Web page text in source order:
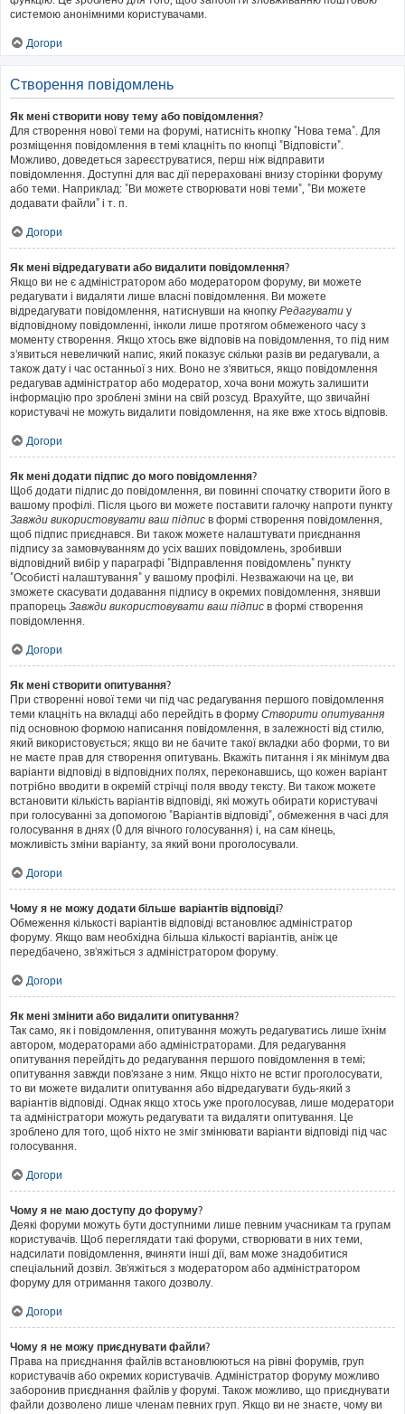
системою анонімними користувачами.
Догори
Створення повідомлень
Як мені створити нову тему або повідомлення?
Для створення нової теми на форумі, натисніть кнопку "Нова тема". Для
розміщення повідомлення в темі клацніть по кнопці "Відповісти".
Можливо, доведеться зареєструватися, перш ніж відправити
повідомлення. Доступні для вас дії перераховані внизу сторінки форуму
або теми. Наприклад: "Ви можете створювати нові теми", "Ви можете
додавати файли" і т. п.
Догори
Як мені відредагувати або видалити повідомлення?
Якщо ви не є адміністратором або модератором форуму, ви можете
редагувати і видаляти лише власні повідомлення. Ви можете
відредагувати повідомлення, натиснувши на кнопку Редагувати у
відповідному повідомленні, інколи лише протягом обмеженого часу з
моменту створення. Якщо хтось вже відповів на повідомлення, то під ним
з'явиться невеличкий напис, який показує скільки разів ви редагували, а
також дату і час останньої з них. Воно не з'явиться, якщо повідомлення
редагував адміністратор або модератор, хоча вони можуть залишити
інформацію про зроблені зміни на свій розсуд. Врахуйте, що звичайні
користувачі не можуть видалити повідомлення, на яке вже хтось відповів.
Догори
Як мені додати підпис до мого повідомлення?
Щоб додати підпис до повідомлення, ви повинні спочатку створити його в
вашому профілі. Після цього ви можете поставити галочку напроти пункту
Завжди використовувати ваш підпис в формі створення повідомлення,
щоб підпис приєднався. Ви також можете налаштувати приєднання
підпису за замовчуванням до усіх ваших повідомлень, зробивши
відповідний вибір у параграфі "Відправлення повідомлень" пункту
"Особисті налаштування" у вашому профілі. Незважаючи на це, ви
зможете скасувати додавання підпису в окремих повідомлення, знявши
прапорець Завжди використовувати ваш підпис в формі створення
повідомлення.
Догори
Як мені створити опитування?
При створенні нової теми чи під час редагування першого повідомлення
теми клацніть на вкладці або перейдіть в форму Створити опитування
під основною формою написання повідомлення, в залежності від стилю,
який використовується; якщо ви не бачите такої вкладки або форми, то ви
не маєте прав для створення опитувань. Вкажіть питання і як мінімум два
варіанти відповіді в відповідних полях, переконавшись, що кожен варіант
потрібно вводити в окремій стрічці поля вводу тексту. Ви також можете
встановити кількість варіантів відповіді, які можуть обирати користувачі
при голосуванні за допомогою "Варіантів відповіді", обмеження в часі для
голосування в днях (0 для вічного голосування) і, на сам кінець,
можливість зміни варіанту, за який вони проголосували.
Догори
Чому я не можу додати більше варіантів відповіді?
Обмеження кількості варіантів відповіді встановлює адміністратор
форуму. Якщо вам необхідна більша кількості варіантів, аніж це
передбачено, зв'яжіться з адміністратором форуму.
Догори
Як мені змінити або видалити опитування?
Так само, як і повідомлення, опитування можуть редагуватись лише їхнім
автором, модераторами або адміністраторами. Для редагування
опитування перейдіть до редагування першого повідомлення в темі;
опитування завжди пов'язане з ним. Якщо ніхто не встиг проголосувати,
то ви можете видалити опитування або відредагувати будь-який з
варіантів відповіді. Однак якщо хтось уже проголосував, лише модератори
та адміністратори можуть редагувати та видаляти опитування. Це
зроблено для того, щоб ніхто не зміг змінювати варіанти відповіді під час
голосування.
Догори
Чому я не маю доступу до форуму?
Деякі форуми можуть бути доступними лише певним учасникам та групам
користувачів. Щоб переглядати такі форуми, створювати в них теми,
надсилати повідомлення, вчиняти інші дії, вам може знадобитися
спеціальний дозвіл. Зв'яжіться з модератором або адміністратором
форуму для отримання такого дозволу.
Догори
Чому я не можу приєднувати файли?
Права на приєднання файлів встановлюються на рівні форумів, груп
користувачів або окремих користувачів. Адміністратор форуму можливо
заборонив приєднання файлів у форумі. Також можливо, що приєднувати
файли дозволено лише членам певних груп. Якщо ви не знаєте, чому ви